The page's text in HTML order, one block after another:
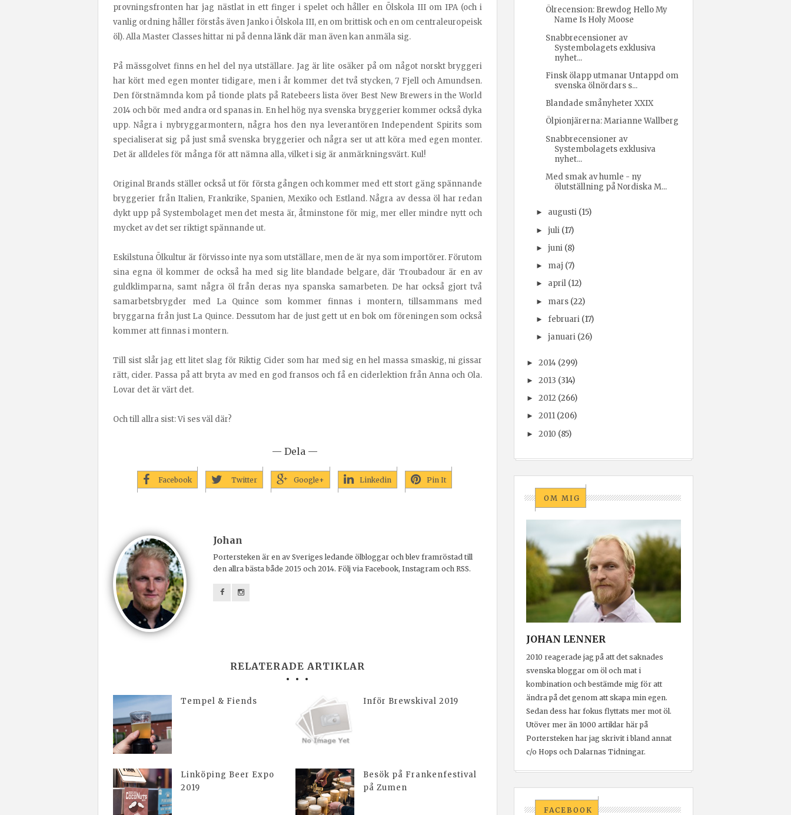
provningsfronten har jag nästlat in ett finger i spelet och håller en Ölskola III om IPA (och i
vanlig ordning håller förstås även Janko i Ölskola III, en om brittisk och en om centraleuropeisk
öl). Alla Master Classes hittar ni på dennalänk där man även kan anmäla sig.
På mässgolvet finns en hel del nya utställare. Jag är lite osäker på om något norskt bryggeri
har kört med egen monter tidigare, men i år kommer det två stycken, 7 Fjell och Amundsen.
Den förstnämnda kom på tionde plats på Ratebeers lista över Best New Brewers in the World
2014 och bör med andra ord spanas in. En hel hög nya svenska bryggerier kommer också dyka
upp. Några i nybryggarmontern, några hos den nya leverantören Independent Spirits som
specialiserat sig på just små svenska bryggerier och några ser ut att köra med egen monter.
Det är alldeles för många för att nämna alla, vilket i sig är anmärkningsvärt. Kul!
Original Brands ställer också ut för första gången och kommer med ett stort gäng spännande
bryggerier från Italien, Frankrike, Spanien, Mexiko och Estland. Några av dessa öl har redan
dykt upp på Systembolaget men det mesta är, åtminstone för mig, mer eller mindre nytt och
mycket av det ser riktigt spännande ut.
Eskilstuna Ölkultur är förvisso inte nya som utställare, men de är nya som importörer. Förutom
sina egna öl kommer de också ha med sig lite blandade belgare, där Troubadour är en av
guldklimparna, samt några öl från deras nya spanska samarbeten. De har också gjort två
samarbetsbrygder med La Quince som kommer finnas i montern, tillsammans med
bryggarna från just La Quince. Dessutom har de just gett ut en bok om föreningen som också
kommer att finnas i montern.
Till sist slår jag ett litet slag för Riktig Cider som har med sig en hel massa smaskig, ni gissar
rätt, cider. Passa på att bryta av med en god fransos och få en ciderlektion från Anna och Ola.
Lovar det är värt det.
Och till allra sist: Vi ses väl där?
— Dela —
Facebook Twitter Google+ Linkedin Pin It
Johan
Portersteken är en av Sveriges ledande ölbloggar och blev framröstad till
den allra bästa både 2015 och 2014. Följ via Facebook, Instagram och RSS.
RELATERADE ARTIKLAR
Tempel & Fiends Inför Brewskival 2019
Linköping Beer Expo
2019
Besök på Frankenfestival
på Zumen
Ölrecension: Brewdog Hello My
Name Is Holy Moose
Snabbrecensioner av
Systembolagets exklusiva
nyhet...
Finsk ölapp utmanar Untappd om
svenska ölnördars s...
Blandade smånyheter XXIX
Ölpionjärerna: Marianne Wallberg
Snabbrecensioner av
Systembolagets exklusiva
nyhet...
Med smak av humle - ny
ölutställning på Nordiska M...
► augusti (15)
► juli (17)
► juni (8)
► maj (7)
► april (12)
► mars (22)
► februari (17)
► januari (26)
►2014 (299)
►2013 (314)
►2012 (266)
►2011 (206)
►2010 (85)
OM MIG
JOHAN LENNER
2010 reagerade jag på att det saknades
svenska bloggar om öl och mat i
kombination och bestämde mig för att
ändra på det genom att skapa min egen.
Sedan dess har fokus flyttats mer mot öl.
Utöver mer än 1000 artiklar här på
Portersteken har jag skrivit i bland annat
c/o Hops och Dalarnas Tidningar.
FACEBOOK